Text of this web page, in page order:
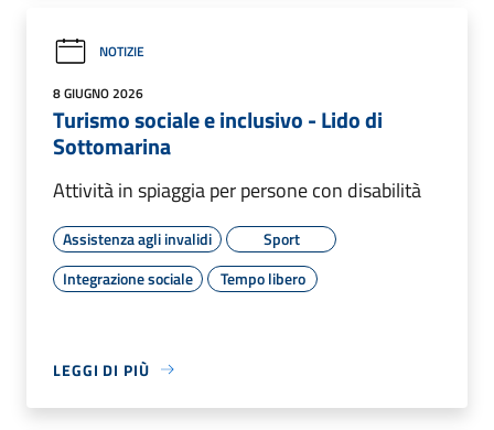
NOTIZIE
8 GIUGNO 2026
Turismo sociale e inclusivo - Lido di
Sottomarina
Attività in spiaggia per persone con disabilità
Assistenza agli invalidi
Sport
Integrazione sociale
Tempo libero
LEGGI DI PIÙ